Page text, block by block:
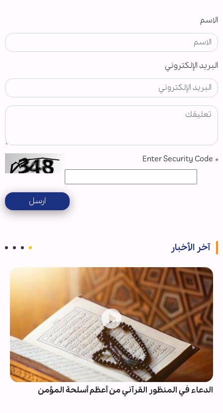
الاسم
البريد الإلكتروني
*
ارسل
آخر الأخبار
الدعاء في المنظور القرآني من أعظم أسلحة المؤمن